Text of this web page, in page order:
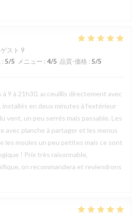
スト 9
: 5/5 メニュー : 4/5 品質-価格 : 5/5
à 9 à 21h30, acceuillis directement avec
en deux minutes à l'extérieur
vent, un peu serrés mais passable. Les
avec planche à partager et les menus
les moules un peu petites mais ce sont
! Prix très raisonnable,
on recommandera et reviendrons